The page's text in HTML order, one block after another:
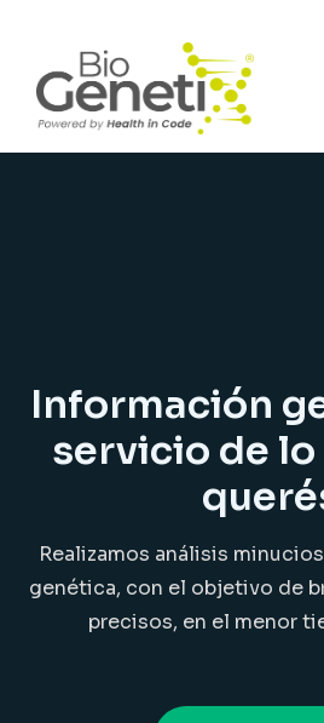
Información
servicio de lo
Realizamos análisis
genética, con el objetivo de
precisos, en el menor